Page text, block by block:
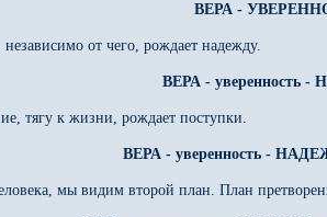
ВЕРА -
независимо от чего, рождает надежду.
ВЕРА - уверенность
тягу к жизни, рождает поступки.
ВЕРА - уверенность -
мы видим второй план. План